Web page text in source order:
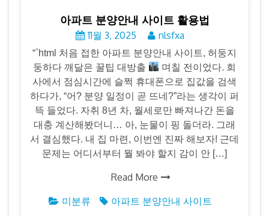
아파트 분양안내 사이트 활용법
11월 3, 2025 nlsfxa
“`html 처음 접한 아파트 분양안내 사이트, 허둥지
둥하다 깨달은 꿀팁 대방출
며칠 전이었다. 회
사에서 점심시간에 슬쩍 휴대폰으로 집값을 검색
하다가, “어? 분양 일정이 곧 뜨네?”라는 생각이 퍼
뜩 들었다. 자취 8년 차, 월세로만 빠져나간 돈을
대충 계산해봤더니… 아, 눈물이 핑 돌더라. 그래
서 결심했다. 내 집 마련, 이번엔 진짜 해보자! 근데
문제는 어디서부터 뭘 봐야 할지 감이 안 […]
Read More
미분류
아파트 분양안내 사이트